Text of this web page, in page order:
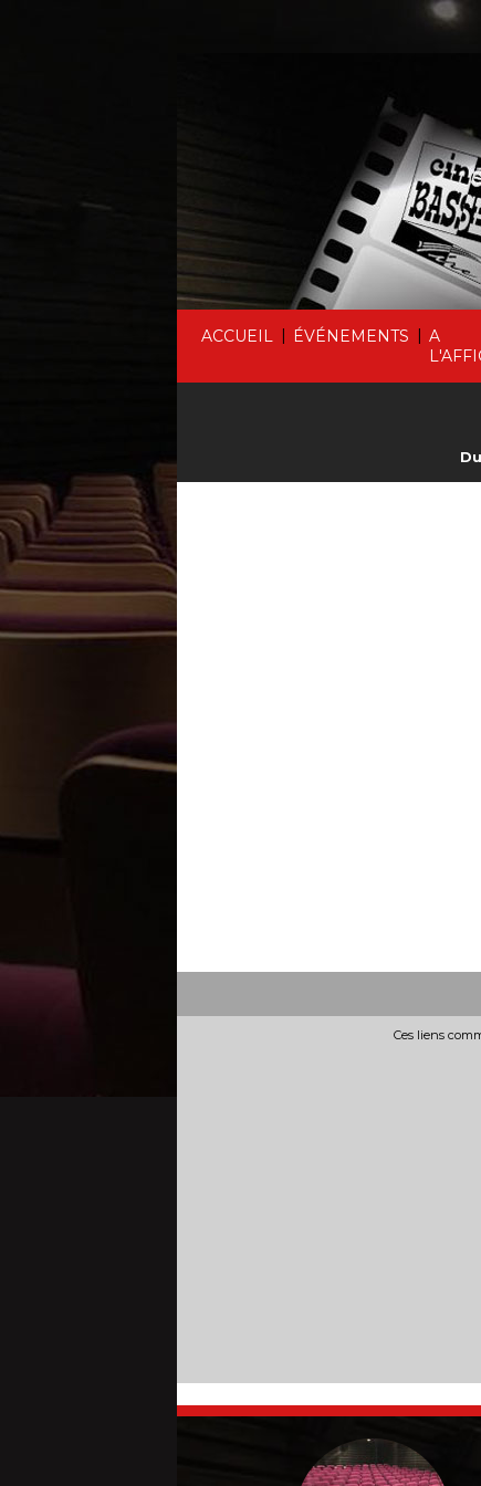
ACCUEIL | ÉVÉNEMENTS | A
Ces liens